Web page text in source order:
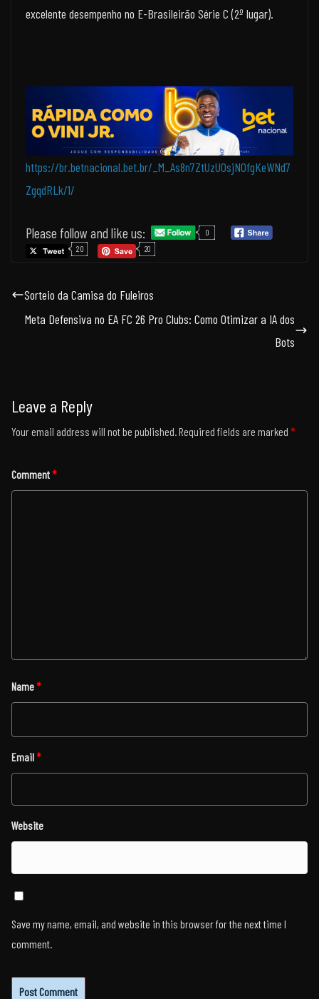
excelente desempenho no E-Brasileirão Série C (2º lugar).
https://br.betnacional.bet.br/_M_As8n7ZtUzUOsjNOfgKeWNd7
ZgqdRLk/1/
Please follow and like us:
0
20
20
Sorteio da Camisa do Fuleiros
Meta Defensiva no EA FC 26 Pro Clubs: Como Otimizar a IA dos
Bots
Leave a Reply
Your email address will not be published.Required fields are marked *
Comment*
Name*
Email*
Website
Save my name, email, and website in this browser for the next time I
comment.